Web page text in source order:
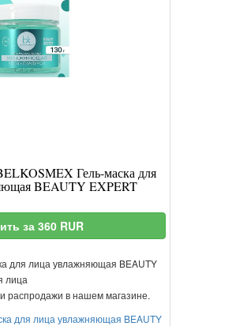
Гель-маска для
BEAUTY EXPERT
за 360 RUR
для лица увлажняющая BEAUTY
лица
распродажи в нашем магазине.
для лица увлажняющая BEAUTY